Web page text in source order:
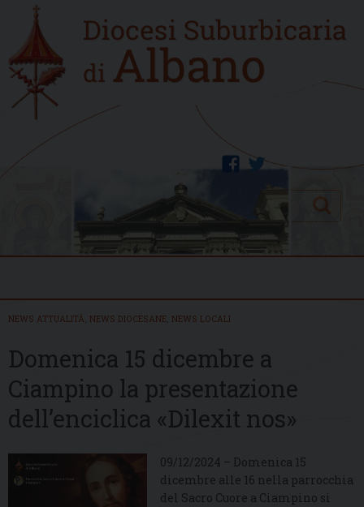
content
Home
new
twitter
facebook
Search
NEWS ATTUALITÀ NEWS DIOCESANE NEWS LOCALI
Domenica 15 dicembre a
Ciampino la presentazione
dell’enciclica «Dilexit nos»
09/12/2024 – Domenica 15
dicembre alle 16 nella parrocchia
del Sacro Cuore a Ciampino si